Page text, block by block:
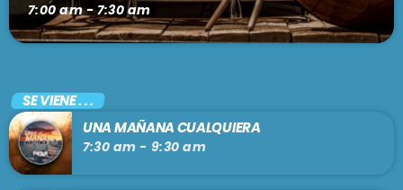
7:00 am - 7:30 am
SE VIENE . . .
UNA MAÑANA CUALQUIERA
7:30 am - 9:30 am